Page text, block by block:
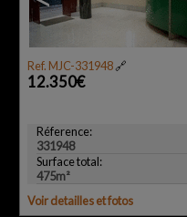
Ref. MJC-331948🔗
12.350€
Réference:
331948
Surface total:
475m²
Voir detailles et fotos